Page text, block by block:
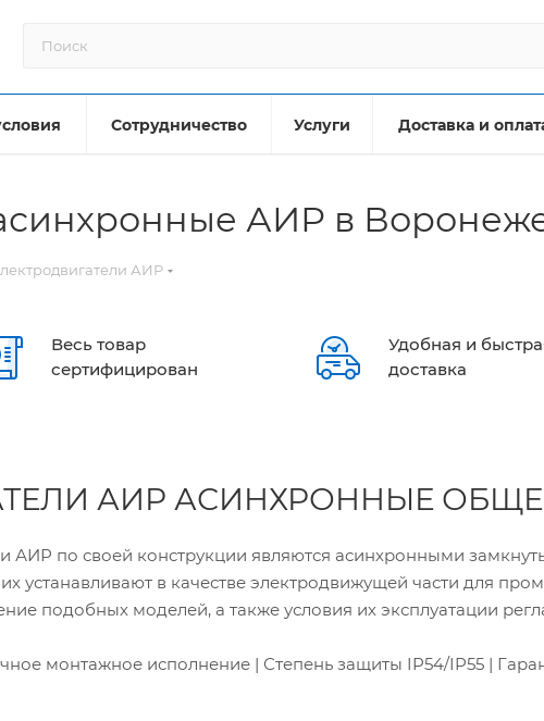
Сотрудничество Услуги Доставка и
АИР в
АИР
Весь товар
сертифицирован
Удобная и
доставка
АИР АСИНХРОННЫЕ
по своей конструкции являются асинхронными
устанавливают в качестве электродвижущей части для
подобных моделей, а также условия их эксплуатации
монтажное исполнение | Степень защиты IP54/IP55 |